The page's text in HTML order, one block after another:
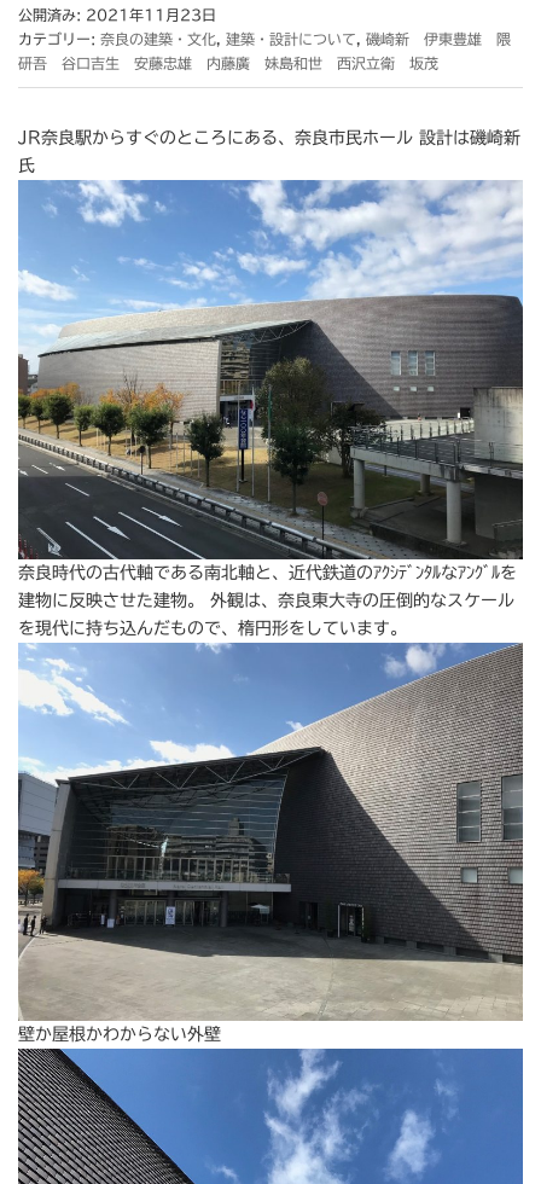
公開済み: 2021年11月23日
カテゴリー: 奈良の建築・文化 建築・設計について
磯崎新 伊東豊雄 隈
研吾 谷口吉生 安藤忠雄 内藤廣 妹島和世 西沢立衛 坂茂
JR奈良駅からすぐのところにある、奈良市民ホール 設計は磯崎新
氏
奈良時代の古代軸である南北軸と、近代鉄道のｱｸｼﾃﾞﾝﾀﾙなｱﾝｸﾞﾙを
建物に反映させた建物。 外観は、奈良東大寺の圧倒的なスケール
を現代に持ち込んだもので、楕円形をしています。
壁か屋根かわからない外壁